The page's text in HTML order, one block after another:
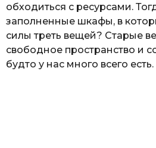
обходиться с ресурсами.
заполненные шкафы, в
силы треть вещей? Старые
свободное пространство и
будто у нас много всего есть.